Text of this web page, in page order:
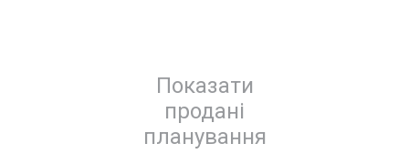
Показати
продані
планування